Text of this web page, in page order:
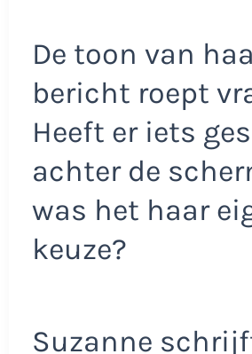
De toon van
bericht roept
Heeft er iets
achter de
was het haar
keuze?
Suzanne